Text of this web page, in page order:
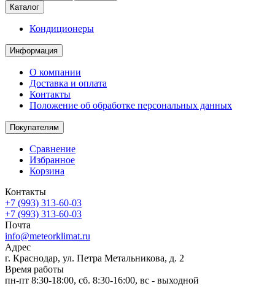
Каталог
Кондиционеры
Информация
О компании
Доставка и оплата
Контакты
Положение об обработке персональных данных
Покупателям
Сравнение
Избранное
Корзина
Контакты
+7 (993) 313-60-03
+7 (993) 313-60-03
Почта
info@meteorklimat.ru
Адрес
г. Краснодар, ул. Петра Метальникова, д. 2
Время работы
пн-пт 8:30-18:00, сб. 8:30-16:00, вс - выходной